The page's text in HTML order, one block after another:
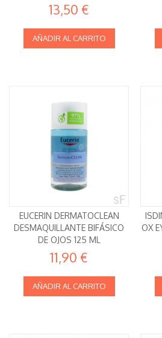
13,50 €
AÑADIR AL CARRITO
EUCERIN DERMATOCLEAN
DESMAQUILLANTE BIFÁSICO
DE OJOS 125 ML
11,90 €
AÑADIR AL CARRITO
OX